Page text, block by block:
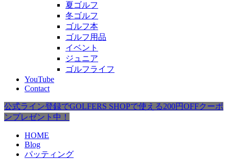
夏ゴルフ
冬ゴルフ
ゴルフ本
ゴルフ用品
イベント
ジュニア
ゴルフライフ
YouTube
Contact
公式ライン登録でGOLFERS SHOPで使える200円OFFクーポ
ンプレゼント中！
HOME
Blog
パッティング